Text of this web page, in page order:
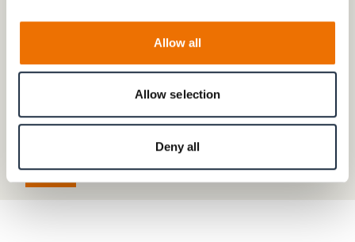
Allow all
Allow selection
Deny all